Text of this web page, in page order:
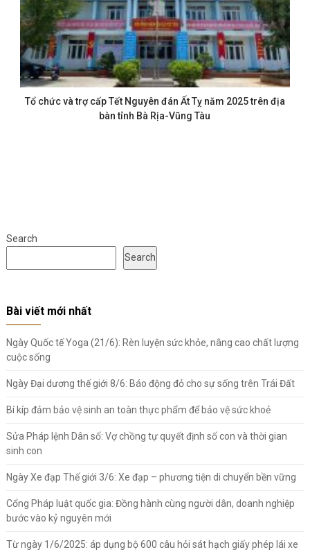
Tổ chức và trợ cấp Tết Nguyên đán Ất Tỵ năm 2025 trên địa
bàn tỉnh Bà Rịa-Vũng Tàu
Search
Search
Bài viết mới nhất
Ngày Quốc tế Yoga (21/6): Rèn luyện sức khỏe, nâng cao chất lượng
cuộc sống
Ngày Đại dương thế giới 8/6: Báo động đỏ cho sự sống trên Trái Đất
Bí kíp đảm bảo vệ sinh an toàn thực phẩm để bảo vệ sức khoẻ
Sửa Pháp lệnh Dân số: Vợ chồng tự quyết định số con và thời gian
sinh con
Ngày Xe đạp Thế giới 3/6: Xe đạp – phương tiện di chuyển bền vững
Cổng Pháp luật quốc gia: Đồng hành cùng người dân, doanh nghiệp
bước vào kỷ nguyên mới
Từ ngày 1/6/2025: áp dụng bộ 600 câu hỏi sát hạch giấy phép lái xe